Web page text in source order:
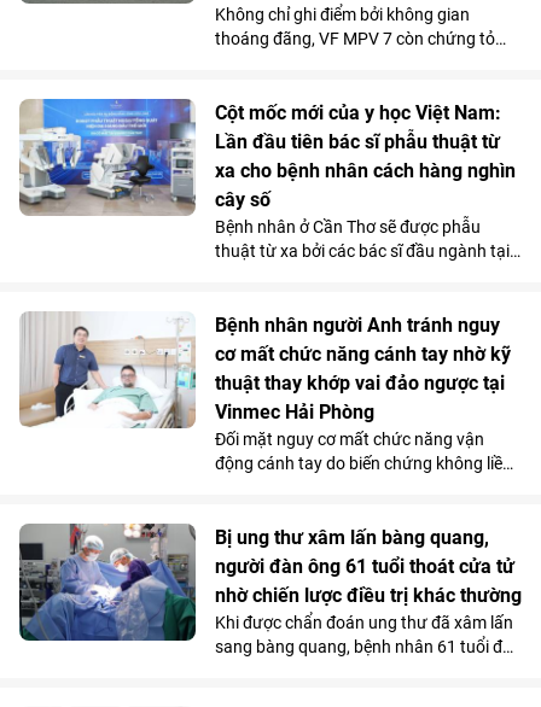
Không chỉ ghi điểm bởi không gian
thoáng đãng, VF MPV 7 còn chứng tỏ
Chi phí sử dụng tiết kiệm và những ưu
đãi hấp dẫn càng khiến mẫu MPV điện 7
chỗ tăng sức hút trong tháng 7.
Cột mốc mới của y học Việt Nam:
Lần đầu tiên bác sĩ phẫu thuật từ
xa cho bệnh nhân cách hàng nghìn
cây số
Bệnh nhân ở Cần Thơ sẽ được phẫu
thuật từ xa bởi các bác sĩ đầu ngành tại
Việt Nam. Bước đi chiến lược này của
Vinmec đã chính thức hiện thực hóa mô
hình “y tế không khoảng cách” ở nước ta.
Bệnh nhân người Anh tránh nguy
cơ mất chức năng cánh tay nhờ kỹ
thuật thay khớp vai đảo ngược tại
Vinmec Hải Phòng
Đối mặt nguy cơ mất chức năng vận
động cánh tay do biến chứng không liền
người Anh đã được điều trị thành công
bằng kỹ thuật thay khớp vai đảo ngược
(Reverse Shoulder Arthroplasty) - kỹ
thuật lần đầu tiên được triển khai tại
Bệnh viện Đa khoa Quốc tế Vinmec Hải
Phòng.
Bị ung thư xâm lấn bàng quang,
người đàn ông 61 tuổi thoát cửa tử
nhờ chiến lược điều trị khác thường
Khi được chẩn đoán ung thư đã xâm lấn
sang bàng quang, bệnh nhân 61 tuổi đã